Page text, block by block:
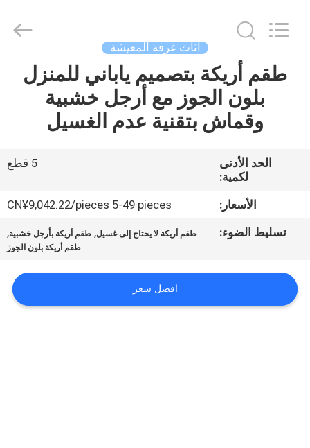
منزل
المنتجات
أشرطة
عرض
الافتراضي
Furniture
أثاث غرفة المعيشة
طقم أريكة بتصميم ياباني للمنزل
بلون الجوز مع أرجل خشبية
وقماش بتقنية عدم الغسيل
الحد الأدنى
لكمية:
5 قطع
الأسعار:
CN¥9,042.22/pieces 5-49 pieces
تسليط الضوء:
طقم أريكة لا يحتاج إلى غسيل, طقم أريكة بأرجل خشبية,
طقم أريكة بلون الجوز
افضل سعر